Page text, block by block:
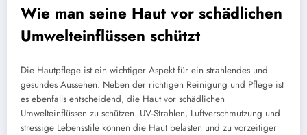
Wie man seine Haut vor schädlichen
Umwelteinflüssen schützt
Die Hautpflege ist ein wichtiger Aspekt für ein strahlendes und
gesundes Aussehen. Neben der richtigen Reinigung und Pflege ist
es ebenfalls entscheidend, die Haut vor schädlichen
Umwelteinflüssen zu schützen. UV-Strahlen, Luftverschmutzung und
stressige Lebensstile können die Haut belasten und zu vorzeitiger